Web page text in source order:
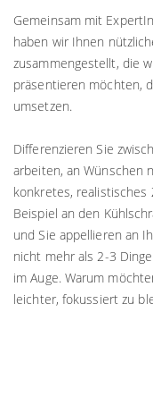
Gemeinsam mit
haben wir Ihnen
zusammengestellt, die
präsentieren möchten,
umsetzen.
Differenzieren Sie
arbeiten, an Wünschen
konkretes, realistisches
Beispiel an den
und Sie appellieren an
nicht mehr als 2-3
im Auge. Warum
leichter, fokussiert zu